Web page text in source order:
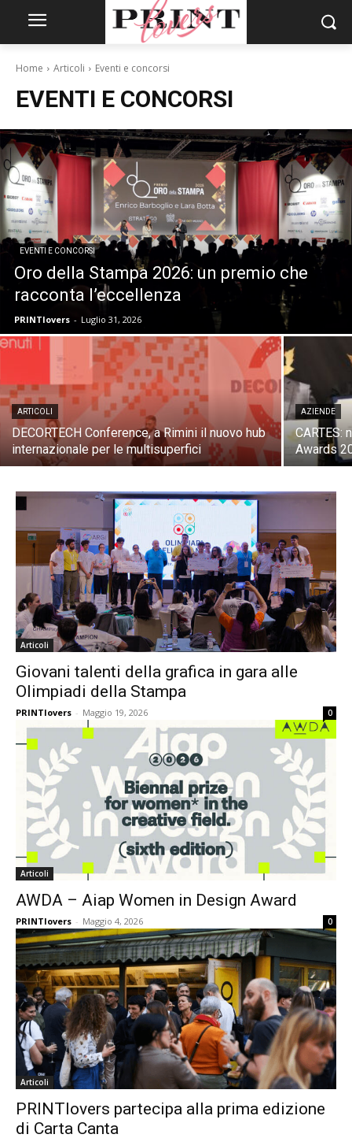
Home Articoli Eventi e concorsi
EVENTI E CONCORSI
EVENTI E CONCORSI
Oro della Stampa 2026: un premio che
racconta l’eccellenza
PRINTlovers - Luglio 31, 2026
ARTICOLI
DECORTECH Conference, a Rimini il nuovo hub
internazionale per le multisuperfici
AZIENDE
CARTES:
Awards
Articoli
Giovani talenti della grafica in gara alle
Olimpiadi della Stampa
PRINTlovers - Maggio 19, 2026 0
Articoli
AWDA – Aiap Women in Design Award
PRINTlovers - Maggio 4, 2026 0
Articoli
PRINTlovers partecipa alla prima edizione
di Carta Canta